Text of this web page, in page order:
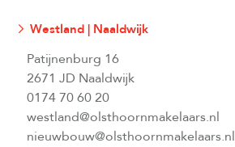
Westland | Naaldwijk
Patijnenburg 16
2671 JD Naaldwijk
0174 70 60 20
westland@olsthoornmakelaars.nl
nieuwbouw@olsthoornmakelaars.nl